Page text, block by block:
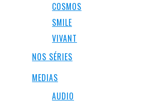
COSMOS
SMILE
VIVANT
NOS SÉRIES
MEDIAS
AUDIO